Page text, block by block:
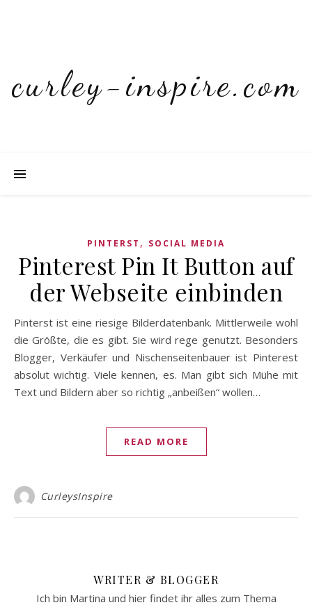
curley-inspire.com
PINTERST , SOCIAL MEDIA
Pinterest Pin It Button auf
der Webseite einbinden
Pinterst ist eine riesige Bilderdatenbank. Mittlerweile wohl
die Größte, die es gibt. Sie wird rege genutzt. Besonders
Blogger, Verkäufer und Nischenseitenbauer ist Pinterest
absolut wichtig. Viele kennen, es. Man gibt sich Mühe mit
Text und Bildern aber so richtig „anbeißen“ wollen…
READ MORE
CurleysInspire
WRITER & BLOGGER
Ich bin Martina und hier findet ihr alles zum Thema